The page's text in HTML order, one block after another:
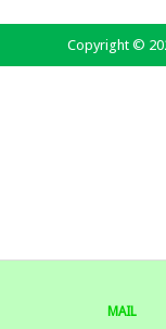
Copyright ©
MAIL